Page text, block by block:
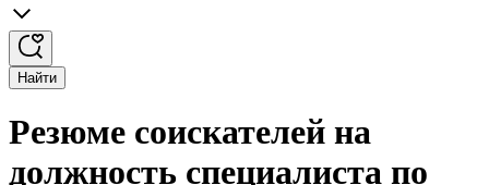
Найти
Резюме соискателей на
должность специалиста по